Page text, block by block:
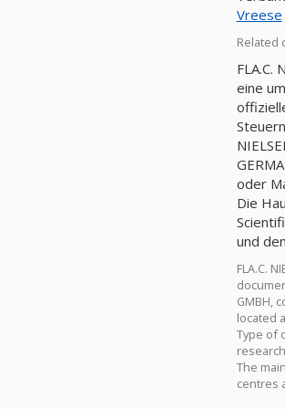
Vreese
Related
FLA.C.
eine
oder
Die
und
FLA.C.
GMBH,
located
Type of
The
centres